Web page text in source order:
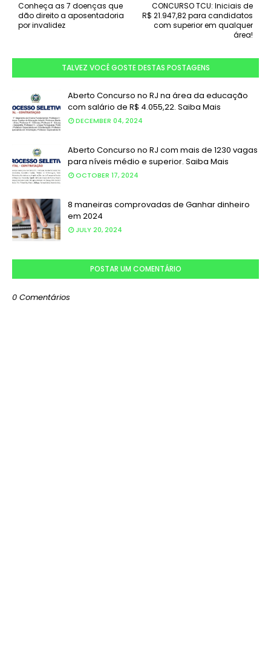
CONCURSO TCU: Iniciais de
R$ 21.947,82 para candidatos
com superior em qualquer
área!
Conheça as 7 doenças que
dão direito a aposentadoria
por invalidez
TALVEZ VOCÊ GOSTE DESTAS POSTAGENS
Aberto Concurso no RJ na área da educação
com salário de R$ 4.055,22. Saiba Mais
DECEMBER 04, 2024
Aberto Concurso no RJ com mais de 1230 vagas
para níveis médio e superior. Saiba Mais
OCTOBER 17, 2024
8 maneiras comprovadas de Ganhar dinheiro
em 2024
JULY 20, 2024
POSTAR UM COMENTÁRIO
0 Comentários